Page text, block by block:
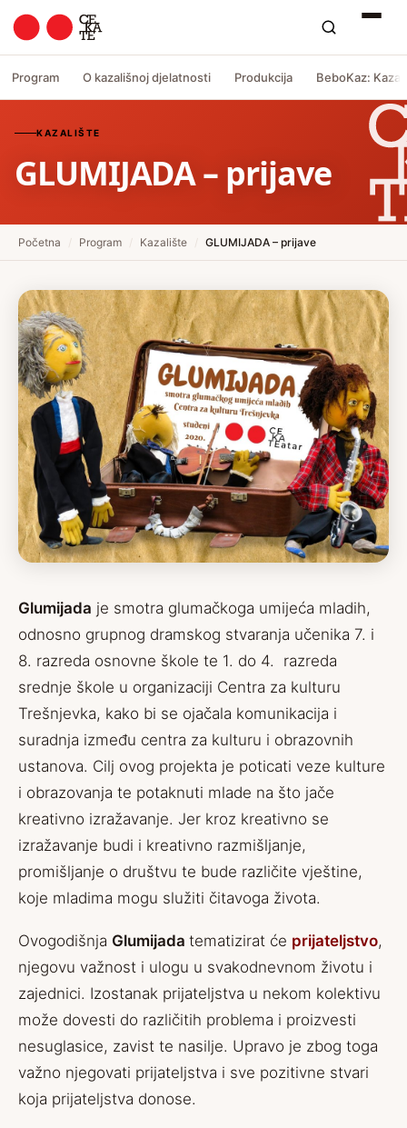
Program O kazališnoj djelatnosti Produkcija BeboKaz:
KAZALIŠTE
GLUMIJADA – prijave
Početna Program Kazalište GLUMIJADA – prijave
Glumijada je smotra glumačkoga umijeća mladih,
odnosno grupnog dramskog stvaranja učenika 7. i
8. razreda osnovne škole te 1. do 4. razreda
srednje škole u organizaciji Centra za kulturu
Trešnjevka, kako bi se ojačala komunikacija i
suradnja između centra za kulturu i obrazovnih
ustanova. Cilj ovog projekta je poticati veze kulture
i obrazovanja te potaknuti mlade na što jače
kreativno izražavanje. Jer kroz kreativno se
izražavanje budi i kreativno razmišljanje,
promišljanje o društvu te bude različite vještine,
koje mladima mogu služiti čitavoga života.
Ovogodišnja Glumijada tematizirat će prijateljstvo,
njegovu važnost i ulogu u svakodnevnom životu i
zajednici. Izostanak prijateljstva u nekom kolektivu
može dovesti do različitih problema i proizvesti
nesuglasice, zavist te nasilje. Upravo je zbog toga
važno njegovati prijateljstva i sve pozitivne stvari
koja prijateljstva donose.